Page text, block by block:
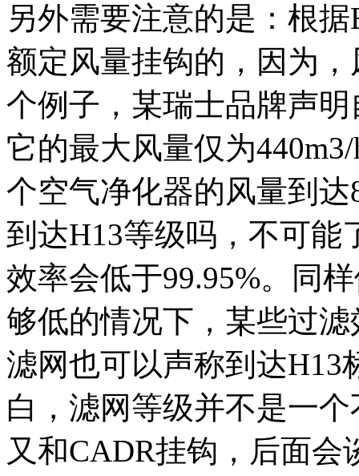
另外需要注意的是：根
额定风量挂钩的，因为
个例子，某瑞士品牌声
它的最大风量仅为
个空气净化器的风量到
到达H13等级吗，不可能
效率会低于99.95%。同
够低的情况下，某些过
滤网也可以声称到达H13
白，滤网等级并不是一
又和CADR挂钩，后面